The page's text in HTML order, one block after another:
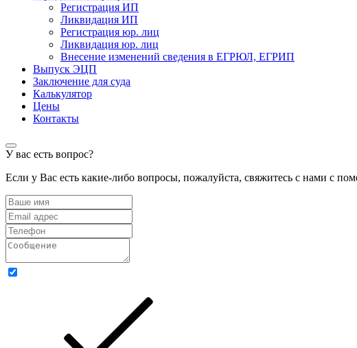
Регистрация ИП
Ликвидация ИП
Регистрация юр. лиц
Ликвидация юр. лиц
Внесение изменений сведения в ЕГРЮЛ, ЕГРИП
Выпуск ЭЦП
Заключение для суда
Калькулятор
Цены
Контакты
У вас есть вопрос?
Если у Вас есть какие-либо вопросы, пожалуйста, свяжитесь с нами с